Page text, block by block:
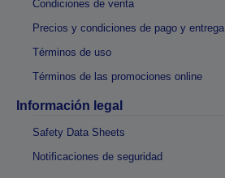
Condiciones de venta
Precios y condiciones de pago y entrega
Términos de uso
Términos de las promociones online
Información legal
Safety Data Sheets
Notificaciones de seguridad